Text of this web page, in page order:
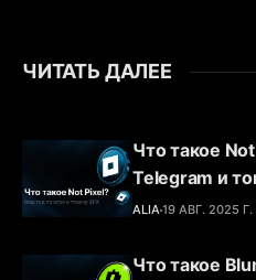
ЧИТАТЬ ДАЛЕЕ
Что такое
Telegram и
ALIA19 АВГ. 2025 Г.
Что такое